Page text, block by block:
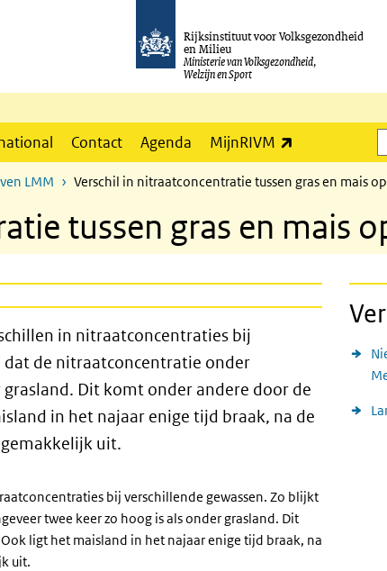
Rijksinstituut voor Volksgezondheid
en Milieu
Ministerie van Volksgezondheid,
Welzijn en Sport
Contact Agenda MijnRIVM
LMM Verschil in nitraatconcentratie tussen gras en mais
tussen gras en mais
in nitraatconcentraties bij
dat de nitraatconcentratie onder
Dit komt onder andere door de
in het najaar enige tijd braak, na de
uit.
bij verschillende gewassen. Zo blijkt
twee keer zo hoog is als onder grasland. Dit
ligt het maisland in het najaar enige tijd braak, na
uit.